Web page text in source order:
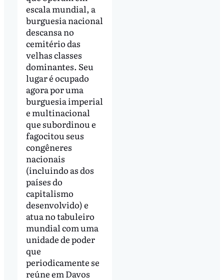
escala mundial, a
burguesia nacional
descansa no
cemitério das
velhas classes
dominantes. Seu
lugar é ocupado
agora por uma
burguesia imperial
e multinacional
que subordinou e
fagocitou seus
congêneres
nacionais
(incluindo as dos
países do
capitalismo
desenvolvido) e
atua no tabuleiro
mundial com uma
unidade de poder
que
periodicamente se
reúne em Davos